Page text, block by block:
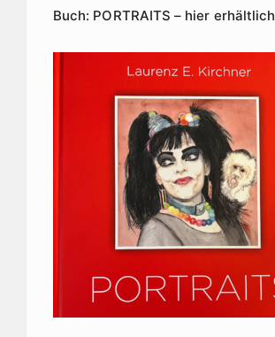
Buch: PORTRAITS – hier erhältlich